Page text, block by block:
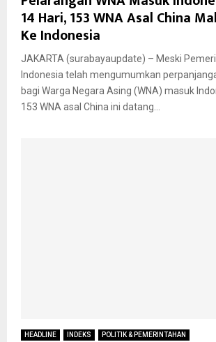
14 Hari, 153 WNA Asal China
Ke Indonesia
JAKARTA (surabayaupdate) – Meski
Indonesia telah mengumumkan
bagi Warga Negara Asing (WNA) masuk
153 WNA asal China ini datang...
HEADLINE INDEKS POLITIK & PEMERINTAHAN